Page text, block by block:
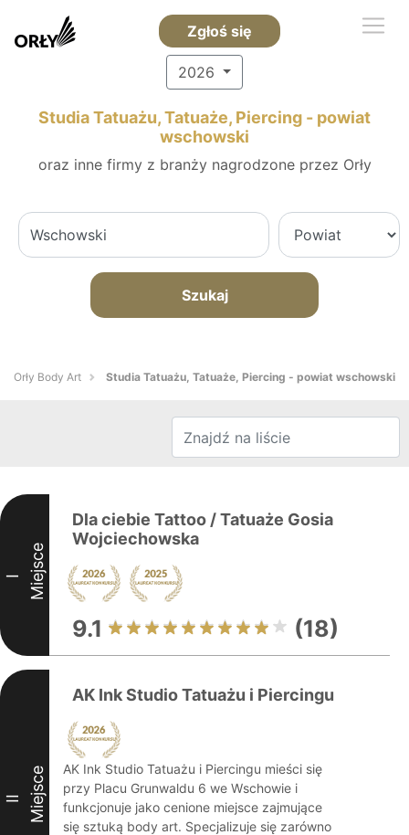
Zgłoś się
2026
Studia Tatuażu, Tatuaże, Piercing - powiat
wschowski
oraz inne firmy z branży nagrodzone przez Orły
Szukaj
Orły Body Art Studia Tatuażu, Tatuaże, Piercing - powiat wschowski
I Miejsce
Dla ciebie Tattoo / Tatuaże Gosia
Wojciechowska
9.1 (18)
II Miejsce
AK Ink Studio Tatuażu i Piercingu
AK Ink Studio Tatuażu i Piercingu mieści się
przy Placu Grunwaldu 6 we Wschowie i
funkcjonuje jako cenione miejsce zajmujące
się sztuką body art. Specjalizuje się zarówno